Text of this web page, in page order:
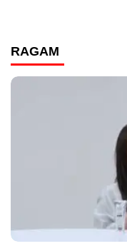
RAGAM